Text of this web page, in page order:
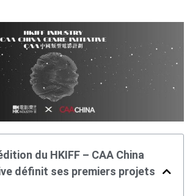
du HKIFF – CAA China
définit ses premiers projets